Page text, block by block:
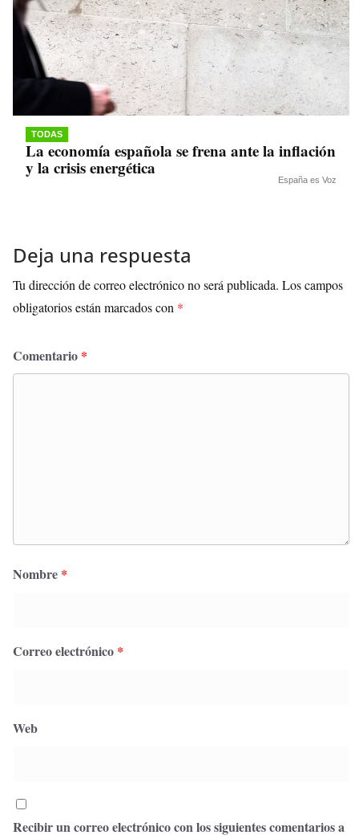
TODAS
La economía española se frena ante la inflación
y la crisis energética
España es Voz
Deja una respuesta
Tu dirección de correo electrónico no será publicada. Los campos
obligatorios están marcados con *
Comentario *
Nombre *
Correo electrónico *
Web
Recibir un correo electrónico con los siguientes comentarios a